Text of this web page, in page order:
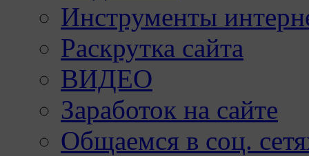
Инструменты
Раскрутка сайта
ВИДЕО
Заработок на сайте
Общаемся в соц.